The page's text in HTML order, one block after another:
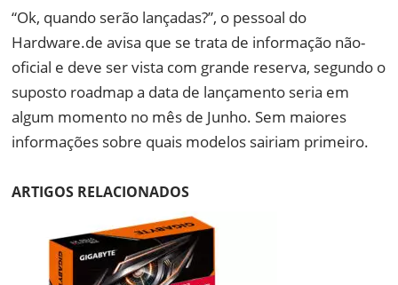
“Ok, quando serão lançadas?”, o pessoal do
Hardware.de avisa que se trata de informação não-
oficial e deve ser vista com grande reserva, segundo o
suposto roadmap a data de lançamento seria em
algum momento no mês de Junho. Sem maiores
informações sobre quais modelos sairiam primeiro.
ARTIGOS RELACIONADOS